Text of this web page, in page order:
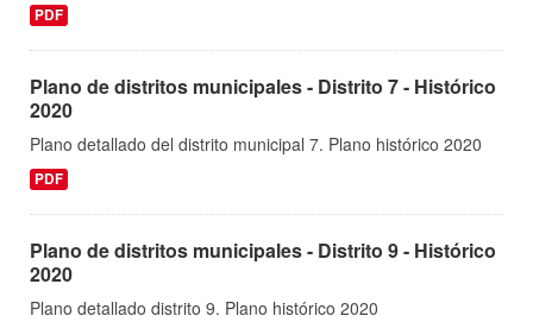
PDF
Plano de distritos municipales - Distrito 7 - Histórico
2020
Plano detallado del distrito municipal 7. Plano histórico 2020
PDF
Plano de distritos municipales - Distrito 9 - Histórico
2020
Plano detallado distrito 9. Plano histórico 2020